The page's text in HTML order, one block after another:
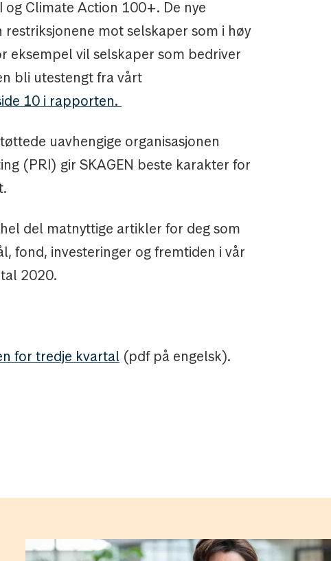
Climate Action 100+. De nye
mot selskaper som i høy
eksempel vil selskaper som bedriver
bli utestengt fra vårt
10 i rapporten.
uavhengige organisasjonen
(PRI) gir SKAGEN beste karakter for
del matnyttige artikler for deg som
fond, investeringer og fremtiden i vår
2020.
for tredje kvartal (pdf på engelsk).